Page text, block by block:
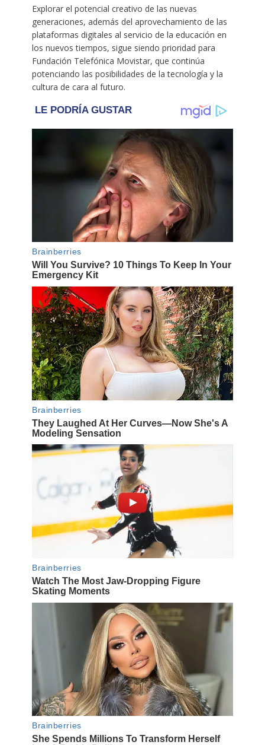
Explorar el potencial creativo de las nuevas
generaciones, además del aprovechamiento de las
plataformas digitales al servicio de la educación en
los nuevos tiempos, sigue siendo prioridad para
Fundación Telefónica Movistar, que continúa
potenciando las posibilidades de la tecnología y la
cultura de cara al futuro.